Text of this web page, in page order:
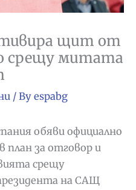
щит от
срещу митата
/ By espabg
обяви официално
за отговор и
срещу
на САЩ